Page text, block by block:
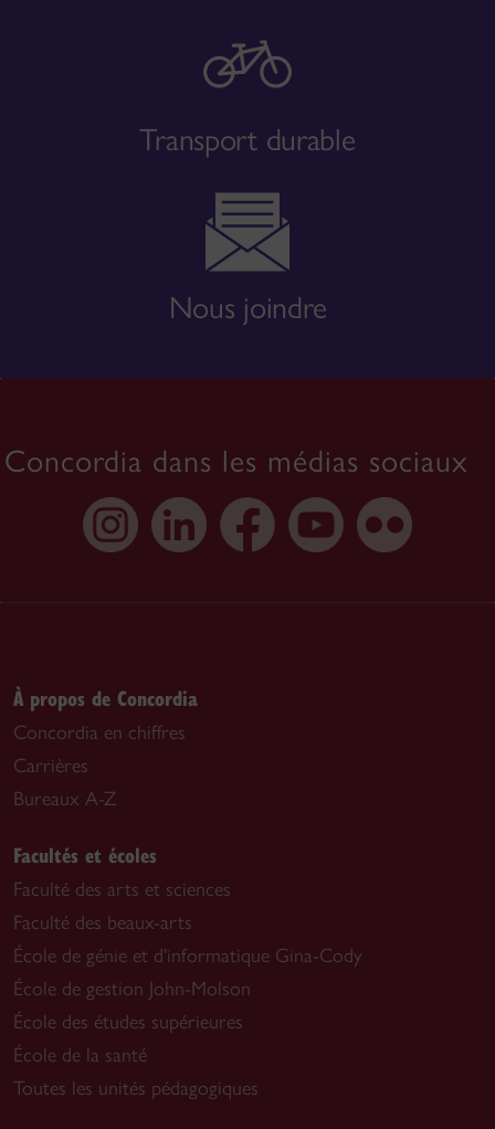
Transport durable
Nous joindre
Concordia dans les médias sociaux
À propos de Concordia
Concordia en chiffres
Carrières
Bureaux A-Z
Facultés et écoles
Faculté des arts et sciences
Faculté des beaux-arts
École de génie et d'informatique Gina-Cody
École de gestion John-Molson
École des études supérieures
École de la santé
Toutes les unités pédagogiques